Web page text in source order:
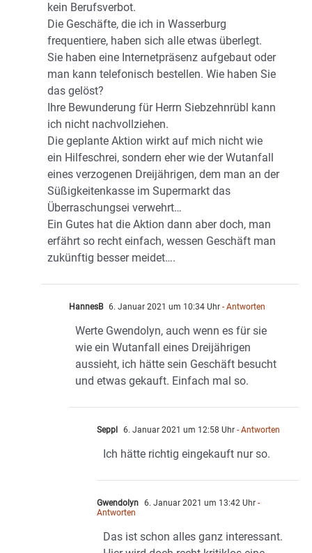
kein Berufsverbot.
Die Geschäfte, die ich in Wasserburg
frequentiere, haben sich alle etwas überlegt.
Sie haben eine Internetpräsenz aufgebaut oder
man kann telefonisch bestellen. Wie haben Sie
das gelöst?
Ihre Bewunderung für Herrn Siebzehnrübl kann
ich nicht nachvollziehen.
Die geplante Aktion wirkt auf mich nicht wie
ein Hilfeschrei, sondern eher wie der Wutanfall
eines verzogenen Dreijährigen, dem man an der
Süßigkeitenkasse im Supermarkt das
Überraschungsei verwehrt…
Ein Gutes hat die Aktion dann aber doch, man
erfährt so recht einfach, wessen Geschäft man
zukünftig besser meidet….
HannesB 6. Januar 2021 um 10:34 Uhr - Antworten
Werte Gwendolyn, auch wenn es für sie
wie ein Wutanfall eines Dreijährigen
aussieht, ich hätte sein Geschäft besucht
und etwas gekauft. Einfach mal so.
Seppl 6. Januar 2021 um 12:58 Uhr - Antworten
Ich hätte richtig eingekauft nur so.
Gwendolyn 6. Januar 2021 um 13:42 Uhr -
Antworten
Das ist schon alles ganz interessant.